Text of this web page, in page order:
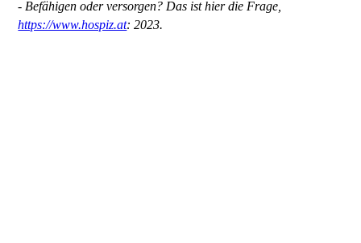
- Befähigen oder versorgen? Das ist hier die Frage,
https://www.hospiz.at: 2023.